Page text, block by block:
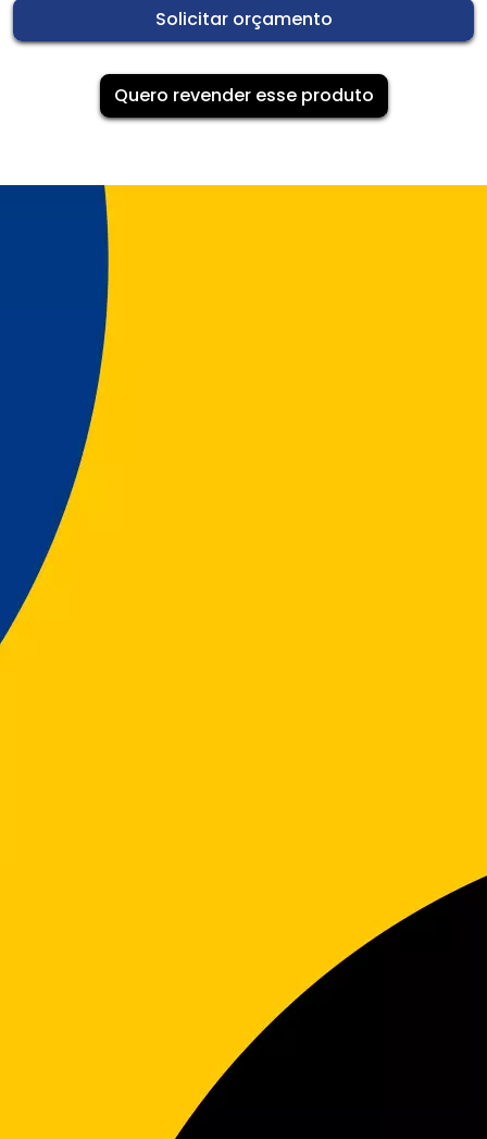
Solicitar orçamento
Quero revender esse produto